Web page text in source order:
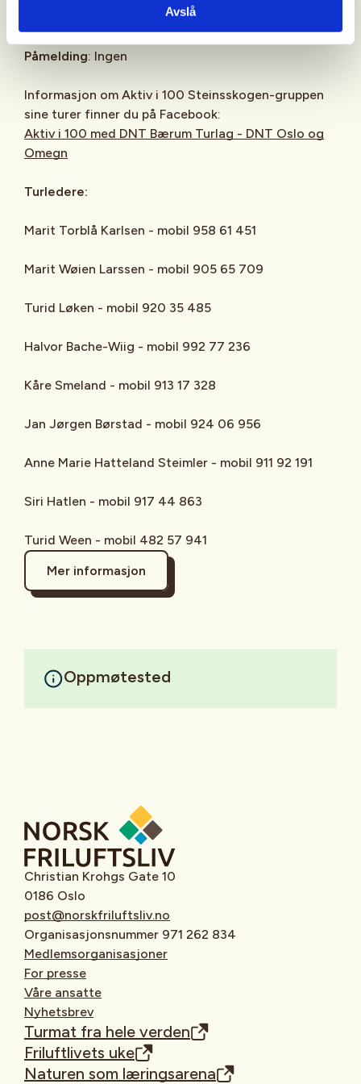
Avslå
Påmelding: Ingen
Informasjon om Aktiv i 100 Steinsskogen-gruppen
sine turer finner du på Facebook:
Aktiv i 100 med DNT Bærum Turlag - DNT Oslo og
Omegn
Turledere:
Marit Torblå Karlsen - mobil 958 61 451
Marit Wøien Larssen - mobil 905 65 709
Turid Løken - mobil 920 35 485
Halvor Bache-Wiig - mobil 992 77 236
Kåre Smeland - mobil 913 17 328
Jan Jørgen Børstad - mobil 924 06 956
Anne Marie Hatteland Steimler - mobil 911 92 191
Siri Hatlen - mobil 917 44 863
Turid Ween - mobil 482 57 941
Mer informasjon
Oppmøtested
Christian Krohgs Gate 10
0186 Oslo
post@norskfriluftsliv.no
Organisasjonsnummer 971 262 834
Medlemsorganisasjoner
For presse
Våre ansatte
Nyhetsbrev
Turmat fra hele verden
Friluftlivets uke
Naturen som læringsarena